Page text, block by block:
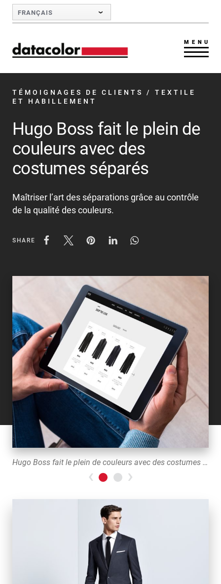
Skip to Main Content
FRANÇAIS
MENU
SHARE
Hugo Boss fait le plein de couleurs avec des costumes séparés
Previous
>Next
TÉMOIGNAGES DE CLIENTS
/ TEXTILE
ET HABILLEMENT
Hugo Boss fait le plein de
couleurs avec des
costumes séparés
Maîtriser l’art des séparations grâce au contrôle
de la qualité des couleurs.